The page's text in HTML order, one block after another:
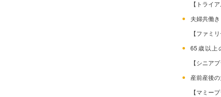
【トライ
夫婦共働
【ファミ
65歳以
【シニア
産前産
【マミー